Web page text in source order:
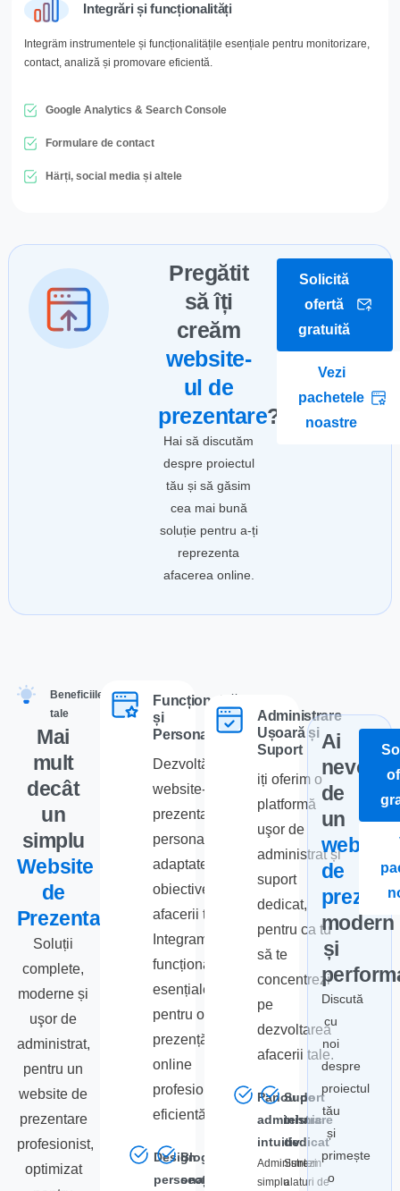
Integrări și funcționalități
Integräm instrumentele și funcționalitäțile esențiale pentru monitorizare,
contact, analiză și promovare eficientă.
Google Analytics & Search Console
Formulare de contact
Härți, social media și altele
Pregătit
să îți
creăm
website-
ul de
prezentare?
Hai să discutăm
despre proiectul
tău și să găsim
cea mai bună
soluție pentru a-ți
reprezenta
afacerea online.
Solicită
ofertă
gratuită
Vezi
pachetele
noastre
Beneficiile
tale
Mai
mult
decât
un
simplu
Website
de
Prezentare
Soluții
complete,
moderne și
uşor de
administrat,
pentru un
website de
prezentare
profesionist,
optimizat
Funcționalități
și
Personalizare
Dezvoltăm
website-uri de
prezentare
personalizate,
adaptate
obiectivelor
afacerii tale.
Integram
funcționalitațile
esențiale
pentru o
prezență
online
profesională și
eficientă.
Design
personalizat
Blog și
secțiune
Administrare
Ușoară și
Suport
iți oferim o
platformă
uşor de
administrat și
suport
dedicat,
pentru ca tu
să te
concentrezi
pe
dezvoltarea
afacerii tale.
Panou de
administrare
intuitiv
Administrezi
simplu
Suport
tehnic
dedicat
Suntem
alaturi de
Ai
nevoie
de
un
website
de
modern
și
Discută
cu
noi
despre
proiectul
tău
și
primește
o